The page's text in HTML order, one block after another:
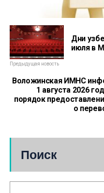
Дни
июля в
Предыдущая новость
Воложинская ИМНС
1 августа 2026
порядок
о
Поиск